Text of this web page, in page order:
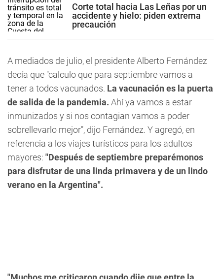
Corte total hacia Las Leñas por un
accidente y hielo: piden extrema
precaución
A mediados de julio, el presidente Alberto Fernández
decía que "calculo que para septiembre vamos a
tener a todos vacunados. La vacunación es la puerta
de salida de la pandemia. Ahí ya vamos a estar
inmunizados y si nos contagian vamos a poder
sobrellevarlo mejor", dijo Fernández. Y agregó, en
referencia a los viajes turísticos para los adultos
mayores: "Después de septiembre preparémonos
para disfrutar de una linda primavera y de un lindo
verano en la Argentina".